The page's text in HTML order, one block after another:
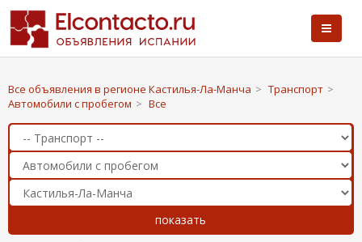
Все объявления в регионе Кастилья-Ла-Манча > Транспорт >
Автомобили с пробегом > Все